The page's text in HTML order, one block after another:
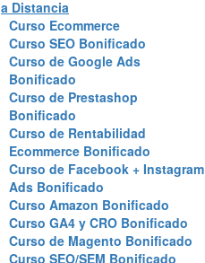
a Distancia
Curso Ecommerce
Curso SEO Bonificado
Curso de Google Ads
Bonificado
Curso de Prestashop
Bonificado
Curso de Rentabilidad
Ecommerce Bonificado
Curso de Facebook + Instagram
Ads Bonificado
Curso Amazon Bonificado
Curso GA4 y CRO Bonificado
Curso de Magento Bonificado
Curso SEO/SEM Bonificado